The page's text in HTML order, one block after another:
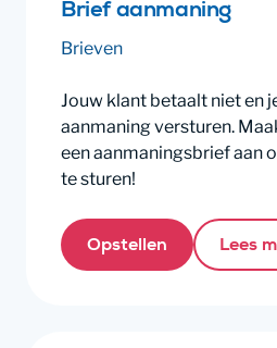
Brief aanmaning
Brieven
Jouw klant betaalt niet en
aanmaning versturen.
een aanmaningsbrief aan
te sturen!
Opstellen Lees